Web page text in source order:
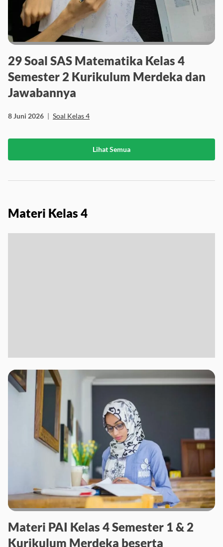
29 Soal SAS Matematika Kelas 4
Semester 2 Kurikulum Merdeka dan
Jawabannya
8 Juni 2026 | Soal Kelas 4
Lihat Semua
Materi Kelas 4
Materi PAI Kelas 4 Semester 1 & 2
Kurikulum Merdeka beserta